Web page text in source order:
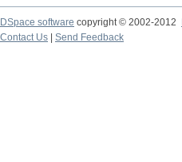
DSpace software copyright © 2002-2012
Contact Us
Send Feedback